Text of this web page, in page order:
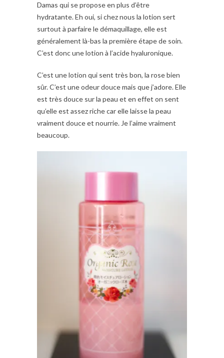
Damas qui se propose en plus d’être
hydratante. Eh oui, si chez nous la lotion sert
surtout à parfaire le démaquillage, elle est
généralement là-bas la première étape de soin.
C’est donc une lotion à l’acide hyaluronique.
C’est une lotion qui sent très bon, la rose bien
sûr. C’est une odeur douce mais que j’adore. Elle
est très douce sur la peau et en effet on sent
qu’elle est assez riche car elle laisse la peau
vraiment douce et nourrie. Je l’aime vraiment
beaucoup.